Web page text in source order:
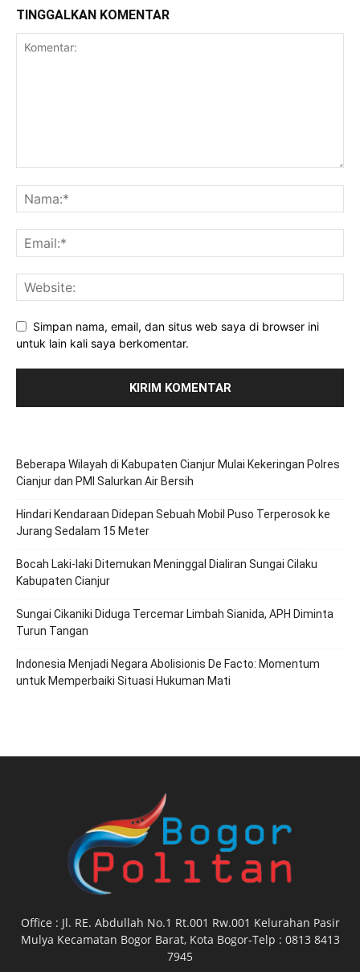
Cianjurpolitan
TINGGALKAN KOMENTAR
Simpan nama, email, dan situs web saya di browser ini
untuk lain kali saya berkomentar.
Beberapa Wilayah di Kabupaten Cianjur Mulai Kekeringan Polres
Cianjur dan PMI Salurkan Air Bersih
Hindari Kendaraan Didepan Sebuah Mobil Puso Terperosok ke
Jurang Sedalam 15 Meter
Bocah Laki-laki Ditemukan Meninggal Dialiran Sungai Cilaku
Kabupaten Cianjur
Sungai Cikaniki Diduga Tercemar Limbah Sianida, APH Diminta
Turun Tangan
‎Indonesia Menjadi Negara Abolisionis De Facto: Momentum
untuk Memperbaiki Situasi Hukuman Mati
Office : Jl. RE. Abdullah No.1 Rt.001 Rw.001 Kelurahan Pasir
Mulya Kecamatan Bogor Barat, Kota Bogor-Telp : 0813 8413
7945